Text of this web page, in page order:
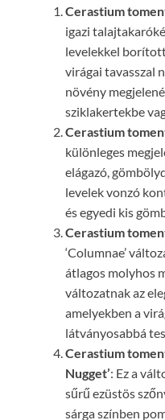
Cerastium
igazi
levelekkel
virágai tavasszal
növény
sziklakertekbe
Cerastium
különleges
elágazó,
levelek vonzó
és egyedi kis
Cerastium
‘Columnae’
átlagos molyhos
változatnak az
amelyekben a
látványosabbá
Cerastium
Nugget’: Ez a
sűrű ezüstös
sárga színben